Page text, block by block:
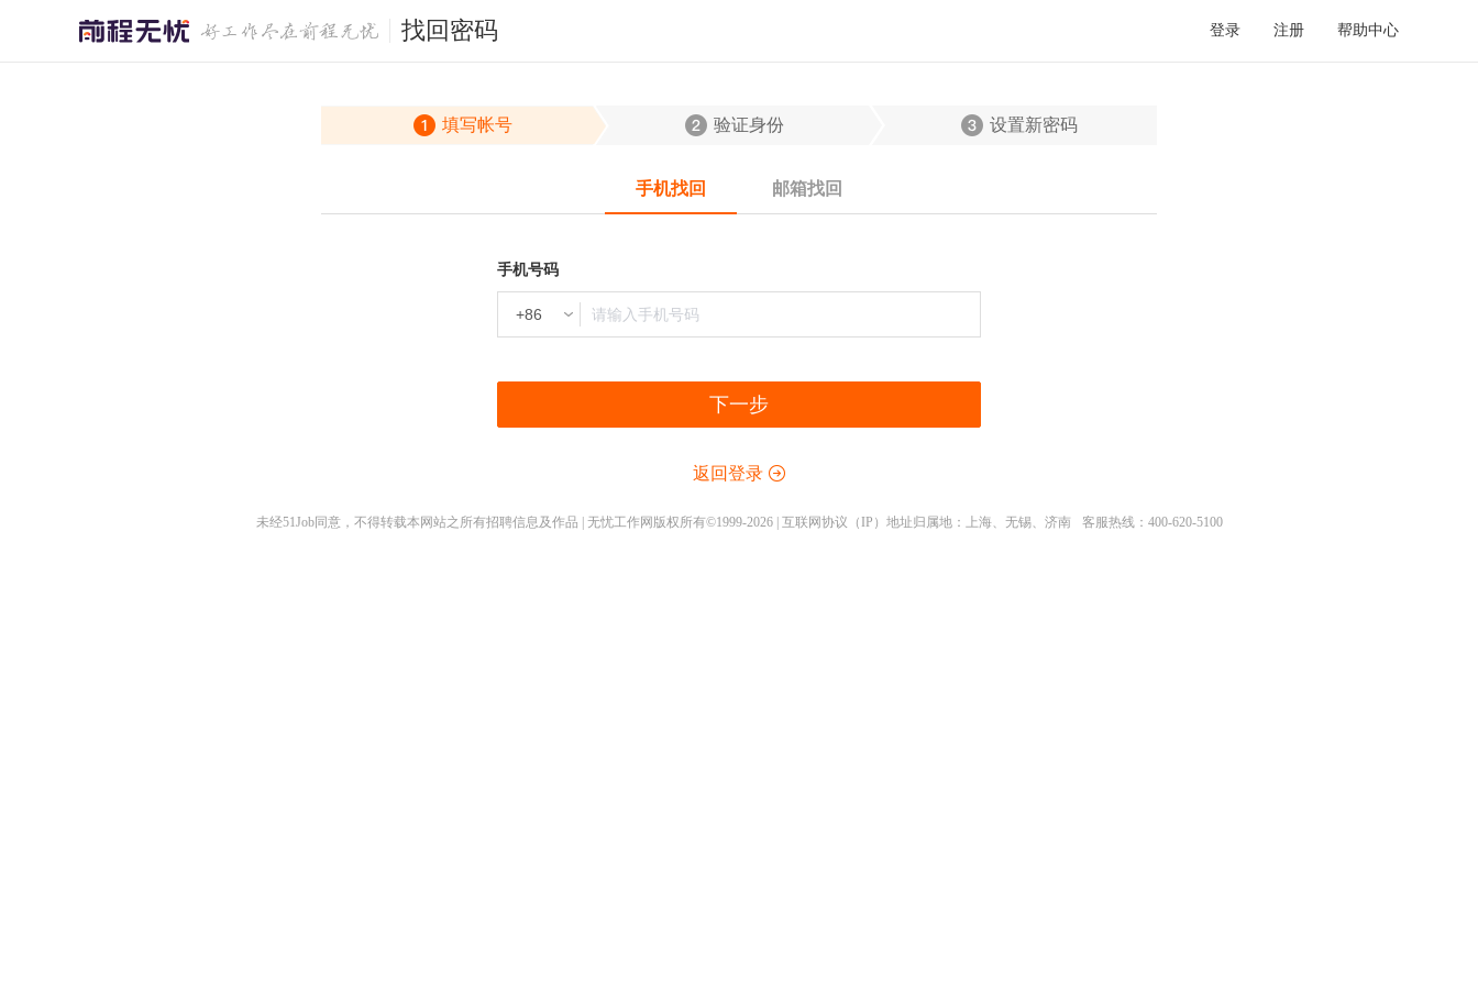
找回密码 登录 注册 帮助中心
填写帐号 验证身份 设置新密码
手机找回 邮箱找回
手机号码
下一步
返回登录
未经51Job同意，不得转载本网站之所有招聘信息及作品 | 无忧工作网版权所有©1999-2026 | 互联网协议（IP）地址归属地：上海、无锡、济南 客服热线：400-620-5100